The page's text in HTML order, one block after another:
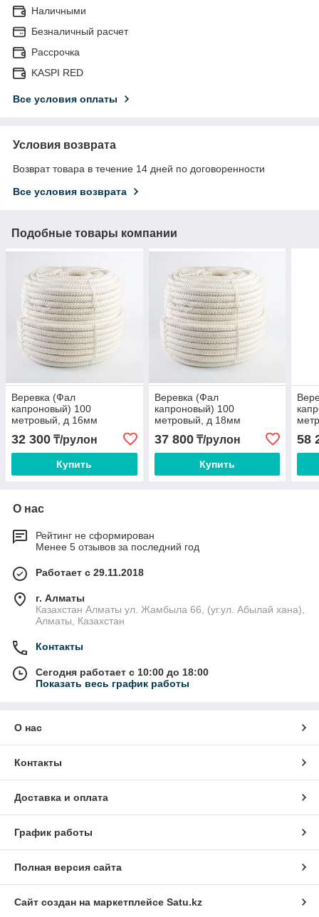
Наличными
Безналичный расчет
Рассрочка
KASPI RED
Все условия оплаты
Условия возврата
Возврат товара в течение 14 дней по договоренности
Все условия возврата
Подобные товары компании
Веревка (Фал
капроновый) 100
метровый, д 16мм
32 300 ₸/рулон
Купить
Веревка (Фал
капроновый) 100
метровый, д 18мм
37 800₸/рулон
Купить
58
О нас
Рейтинг не сформирован
Менее 5 отзывов за последний год
Работает с 29.11.2018
г. Алматы
Казахстан Алматы ул. Жамбыла 66, (уг.ул. Абылай хана),
Алматы, Казахстан
Контакты
Сегодня работает с 10:00 до 18:00
Показать весь график работы
О нас
Контакты
Доставка и оплата
График работы
Полная версия сайта
Сайт создан на маркетплейсе Satu.kz